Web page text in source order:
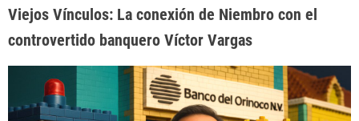
Viejos Vínculos: La conexión de Niembro con el
controvertido banquero Víctor Vargas